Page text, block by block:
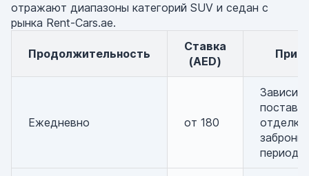
отражают диапазоны категорий SUV и седан с
рынка Rent-Cars.ae.
Продолжительность
Ставка
(AED)
Ежедневно от 180
Зависит
отделки
периода